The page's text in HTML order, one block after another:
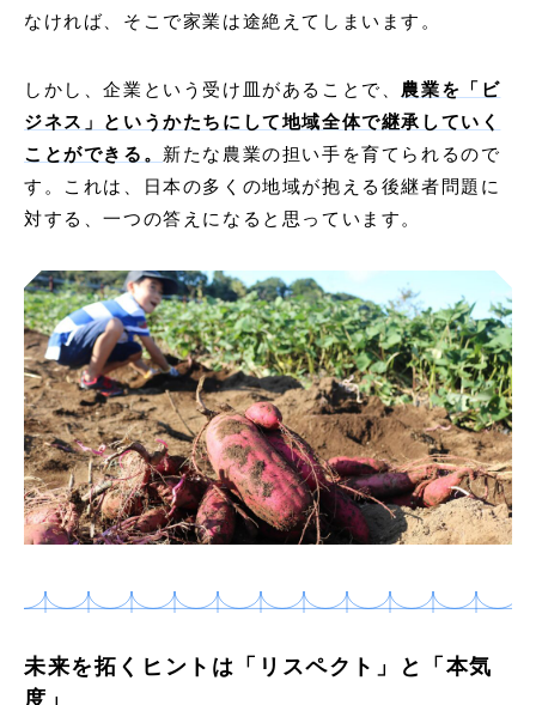
なければ、そこで家業は途絶えてしまいます。
しかし、企業という受け皿があることで、 農業を「ビ
ジネス」というかたちにして地域全体で継承していく
ことができる。 新たな農業の担い手を育てられるので
す。これは、日本の多くの地域が抱える後継者問題に
対する、一つの答えになると思っています。
未来を拓くヒントは「リスペクト」と「本気
度」